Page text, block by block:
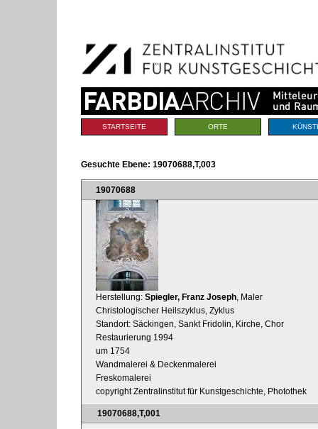
Navigation
Sektionen
STARTSEITE ORTE
Gesuchte Ebene: 19070688,T,003
19070688
Herstellung: Spiegler, Franz Joseph , Maler
Christologischer Heilszyklus, Zyklus
Standort: Säckingen, Sankt Fridolin, Kirche, Chor
Restaurierung 1994
um 1754
Wandmalerei & Deckenmalerei
Freskomalerei
copyright Zentralinstitut für Kunstgeschichte, Photothek
19070688,T,001